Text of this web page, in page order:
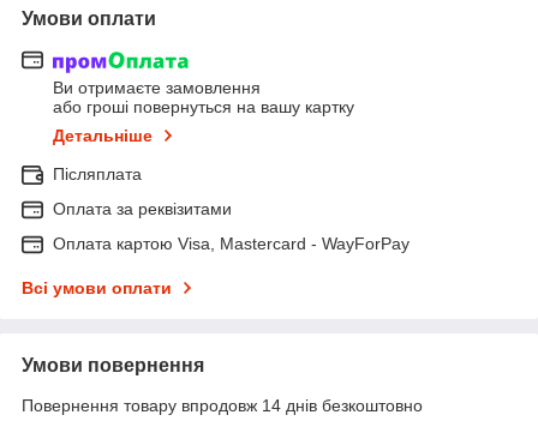
Умови оплати
Ви отримаєте замовлення
або гроші повернуться на вашу картку
Детальніше
Післяплата
Оплата за реквізитами
Оплата картою Visa, Mastercard - WayForPay
Всі умови оплати
Умови повернення
Повернення товару впродовж 14 днів безкоштовно